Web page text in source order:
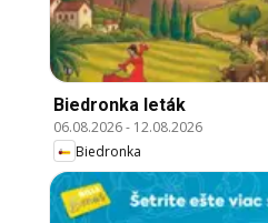
Biedronka leták
06.08.2026- 12.08.2026
Biedronka